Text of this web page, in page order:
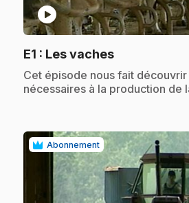
play_circle
E1 : Les vaches.
.Cet épisode nous fait
nécessaires à la production de
Abonnement